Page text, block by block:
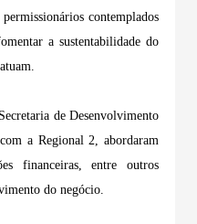
contemplados
a sustentabilidade do
de Desenvolvimento
a Regional 2, abordaram
financeiras, entre outros
do negócio.